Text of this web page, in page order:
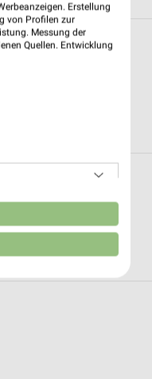
Erstellung
von Profilen zur
Messung der
Quellen. Entwicklung